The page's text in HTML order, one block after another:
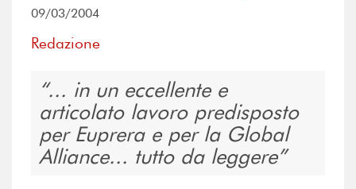
09/03/2004
Redazione
... in un eccellente e
articolato lavoro predisposto
per Euprera e per la Global
Alliance... tutto da leggere